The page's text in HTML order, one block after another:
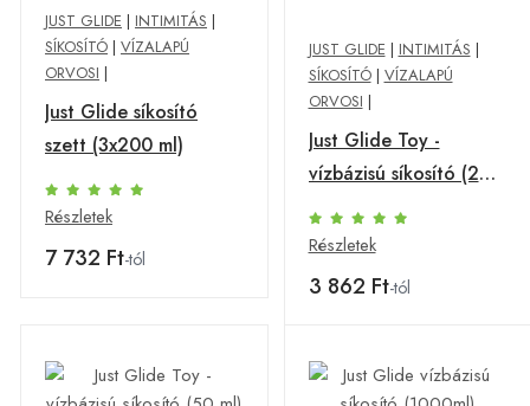
JUST GLIDE | INTIMITÁS |
SÍKOSÍTÓ | VÍZALAPÚ
ORVOSI |
Just Glide síkosító
szett (3x200 ml)
Részletek
7 732 Ft-tól
JUST GLIDE | INTIMITÁS |
SÍKOSÍTÓ| VÍZALAPÚ
ORVOSI |
Just Glide Toy -
vízbázisú síkosító (200
ml)
Részletek
3 862 Ft-tól